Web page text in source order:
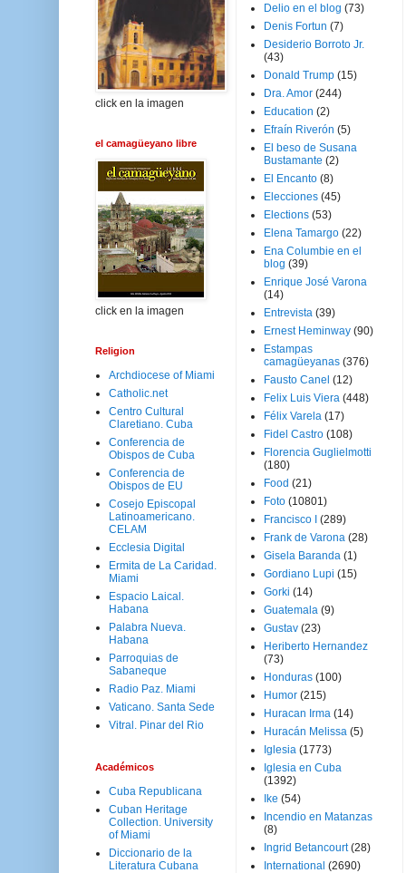
click en la imagen
el camagüeyano libre
click en la imagen
Religion
Archdiocese of Miami
Catholic.net
Centro Cultural
Claretiano. Cuba
Conferencia de
Obispos de Cuba
Conferencia de
Obispos de EU
Cosejo Episcopal
Latinoamericano.
CELAM
Ecclesia Digital
Ermita de La Caridad.
Miami
Espacio Laical.
Habana
Palabra Nueva.
Habana
Parroquias de
Sabaneque
Radio Paz. Miami
Vaticano. Santa Sede
Vitral. Pinar del Rio
Académicos
Cuba Republicana
Cuban Heritage
Collection. University
of Miami
Diccionario de la
Literatura Cubana
Delio en el blog (73)
Denis Fortun (7)
Desiderio Borroto Jr.
(43)
Donald Trump (15)
Dra. Amor (244)
Education (2)
Efraín Riverón (5)
El beso de Susana
Bustamante (2)
El Encanto (8)
Elecciones (45)
Elections (53)
Elena Tamargo (22)
Ena Columbie en el
blog (39)
Enrique José Varona
(14)
Entrevista (39)
Ernest Heminway (90)
Estampas
camagüeyanas (376)
Fausto Canel (12)
Felix Luis Viera (448)
Félix Varela (17)
Fidel Castro (108)
Florencia Guglielmotti
(180)
Food (21)
Foto (10801)
Francisco I
(289)
Frank de Varona (28)
Gisela Baranda (1)
Gordiano Lupi (15)
Gorki (14)
Guatemala (9)
Gustav (23)
Heriberto Hernandez
(73)
Honduras (100)
Humor (215)
Huracan Irma (14)
Huracán Melissa (5)
Iglesia (1773)
Iglesia en Cuba
(1392)
Ike (54)
Incendio en Matanzas
(8)
Ingrid Betancourt (28)
International (2690)